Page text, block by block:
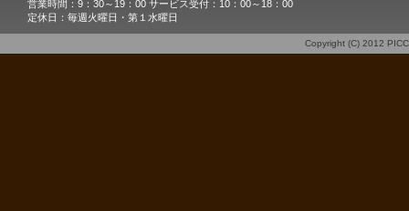
営業時間：9：30～19：00 サービス受付：10：00～18：00
定休日：毎週火曜日・第１水曜日
Copyright (C) 2012